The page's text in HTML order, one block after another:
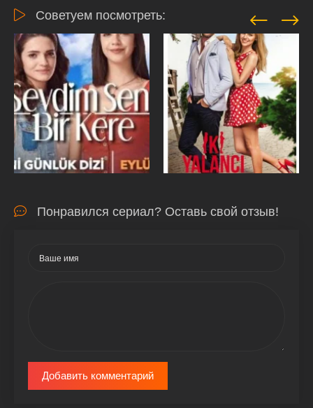
Советуем посмотреть:
Понравился сериал? Оставь свой отзыв!
Добавить комментарий